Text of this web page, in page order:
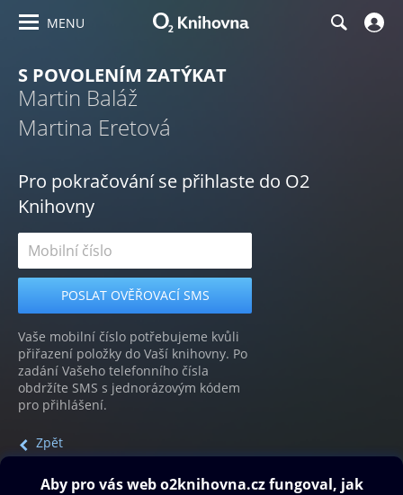
MENU
S POVOLENÍM ZATÝKAT
Martin Baláž
Martina Eretová
Pro pokračování se přihlaste do O2
Knihovny
Vaše mobilní číslo potřebujeme kvůli
přiřazení položky do Vaší knihovny. Po
zadání Vašeho telefonního čísla
obdržíte SMS s jednorázovým kódem
pro přihlášení.
Zpět